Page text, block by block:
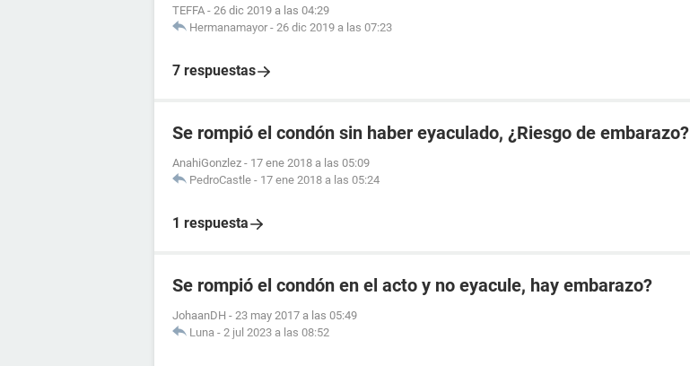
TEFFA - 26 dic 2019 a las 04:29
Hermanamayor - 26 dic 2019 a las 07:23
7 respuestas
Se rompió el condón sin haber eyaculado, ¿Riesgo de embarazo?
AnahiGonzlez - 17 ene 2018 a las 05:09
PedroCastle - 17 ene 2018 a las 05:24
1 respuesta
Se rompió el condón en el acto y no eyacule, hay embarazo?
JohaanDH - 23 may 2017 a las 05:49
Luna - 2 jul 2023 a las 08:52